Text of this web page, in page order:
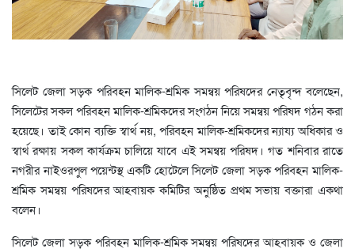
সিলেট জেলা সড়ক পরিবহন মালিক-শ্রমিক সমন্বয় পরিষদের নেতৃবৃন্দ বলেছেন,
সিলেটের সকল পরিবহন মালিক-শ্রমিকদের সংগঠন নিয়ে সমন্বয় পরিষদ গঠন করা
হয়েছে। তাই কোন ব্যক্তি স্বার্থ নয়, পরিবহন মালিক-শ্রমিকদের ন্যায্য অধিকার ও
স্বার্থ রক্ষায় সকল কার্যক্রম চালিয়ে যাবে এই সমন্বয় পরিষদ। গত শনিবার রাতে
নগরীর নাইওরপুল পয়েন্টস্থ একটি হোটেলে সিলেট জেলা সড়ক পরিবহন মালিক-
শ্রমিক সমন্বয় পরিষদের আহবায়ক কমিটির অনুষ্ঠিত প্রথম সভায় বক্তারা একথা
বলেন।
সিলেট জেলা সড়ক পরিবহন মালিক-শ্রমিক সমন্বয় পরিষদের আহবায়ক ও জেলা